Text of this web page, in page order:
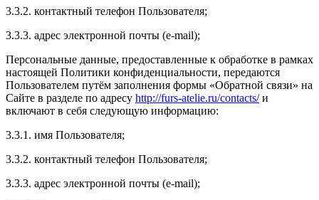
3.3.2. контактный телефон Пользователя;
3.3.3. адрес электронной почты (e-mail);
Персональные данные, предоставленные к обработке в рамках
настоящей Политики конфиденциальности, передаются
Пользователем путём заполнения формы «Обратной связи» на
Сайте в разделе по адресу http://furs-atelie.ru/contacts/и
включают в себя следующую информацию:
3.3.1. имя Пользователя;
3.3.2. контактный телефон Пользователя;
3.3.3. адрес электронной почты (e-mail);